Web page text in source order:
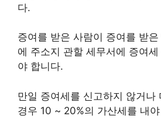
다.
증여를 받은 사람이 증여를 받
에 주소지 관할 세무서에 증여
야 합니다.
만일 증여세를 신고하지 않거나
경우 10 ~ 20%의 가산세를 내